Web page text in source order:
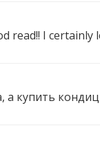
read!! I
а купить